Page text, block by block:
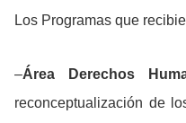
Los Programas que
–Área Derechos
reconceptualización de